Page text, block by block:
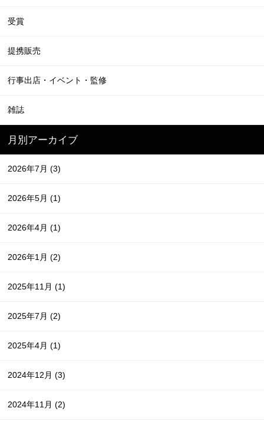
受賞
提携販売
行事出店・イベント・監修
雑誌
月別アーカイブ
2026年7月(3)
2026年5月(1)
2026年4月(1)
2026年1月(2)
2025年11月(1)
2025年7月(2)
2025年4月(1)
2024年12月(3)
2024年11月(2)